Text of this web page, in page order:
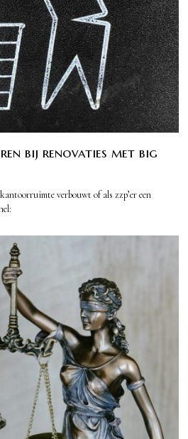
bij renovaties met big
verbouwt of als zzp’er een